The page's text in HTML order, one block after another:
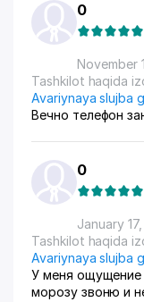
0
November
Tashkilot haqida
Avariynaya slujba
Вечно телефон
0
January
Tashkilot haqida
Avariynaya slujba
У меня ощущение
морозу звоню и